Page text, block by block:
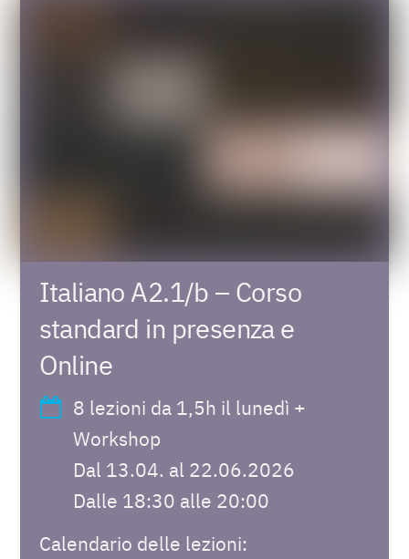
Italiano A2.1/b – Corso
standard in presenza e
Online
8 lezioni da 1,5h il lunedì +
Workshop
Dal 13.04. al 22.06.2026
Dalle 18:30 alle 20:00
Calendario delle lezioni: